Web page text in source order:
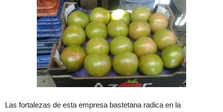
Las fortalezas de esta empresa bastetana radica en la